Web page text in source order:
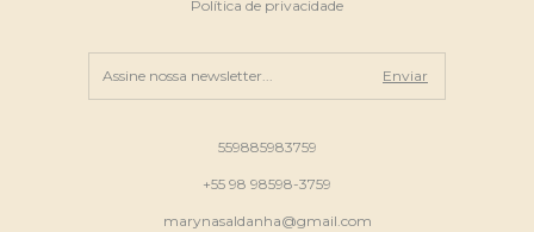
Política de privacidade
559885983759
+55 98 98598-3759
marynasaldanha@gmail.com